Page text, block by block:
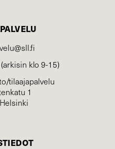
klo 9-15)
tilaajapalvelu
1